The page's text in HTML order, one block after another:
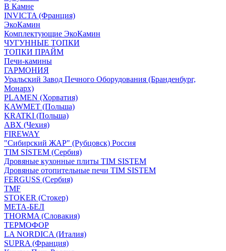
В Камне
INVICTA (Франция)
ЭкоКамин
Комплектующие ЭкоКамин
ЧУГУННЫЕ ТОПКИ
ТОПКИ ПРАЙМ
Печи-камины
ГАРМОНИЯ
Уральский Завод Печного Оборудования (Бранденбург,
Монарх)
PLAMEN (Хорватия)
KAWMET (Польша)
KRATKI (Польша)
ABX (Чехия)
FIREWAY
"Сибирский ЖАР" (Рубцовск) Россия
TIM SISTEM (Сербия)
Дровяные кухонные плиты TIM SISTEM
Дровяные отопительные печи TIM SISTEM
FERGUSS (Сербия)
TMF
STOKER (Стокер)
МЕТА-БЕЛ
THORMA (Словакия)
ТЕРМОФОР
LA NORDICA (Италия)
SUPRA (Франция)